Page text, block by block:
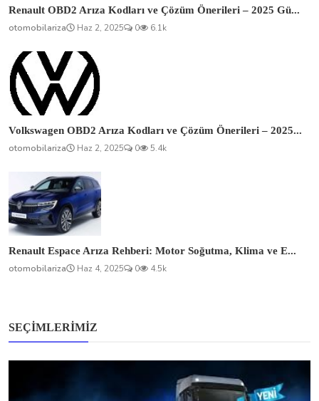
Renault OBD2 Arıza Kodları ve Çözüm Önerileri – 2025 Gü...
otomobilariza
Haz 2, 2025 0 6.1k
Volkswagen OBD2 Arıza Kodları ve Çözüm Önerileri – 2025...
otomobilariza
Haz 2, 2025 0 5.4k
Renault Espace Arıza Rehberi: Motor Soğutma, Klima ve E...
otomobilariza
Haz 4, 2025 0 4.5k
SEÇIMLERIMIZ